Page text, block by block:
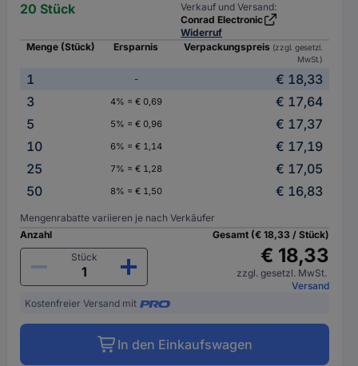
20 Stück
Verkauf und Versand:
Conrad Electronic
Widerruf
Menge (Stück)
Ersparnis Verpackungspreis (zzgl. gesetzl.
MwSt.)
1 -
€ 18,33
3
4% = € 0,69
€ 17,64
5
5% = € 0,96
€ 17,37
10
6% = € 1,14
€ 17,19
25
7% = € 1,28
€ 17,05
50
8% = € 1,50 € 16,83
Mengenrabatte variieren je nach Verkäufer
Anzahl
Stück
Gesamt (€ 18,33 / Stück)
€ 18,33
zzgl. gesetzl. MwSt.
Versand
Kostenfreier Versand mit
In den Einkaufswagen